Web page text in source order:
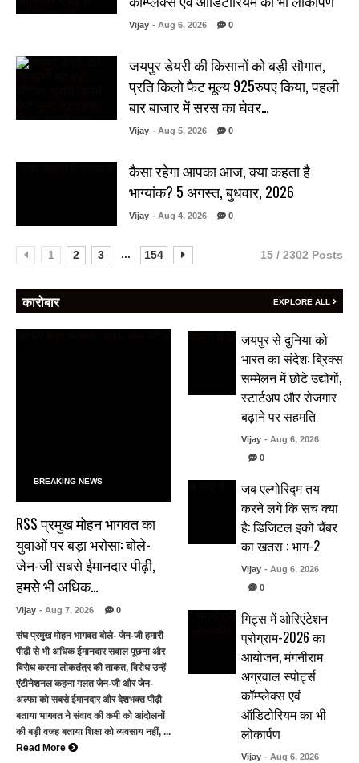
Vijay - Aug 6, 2026 0
जयपुर डेयरी की किसानों को बड़ी सौगात,
प्रति किलो फैट मूल्य 925रुपए किया, पहली
बार बाजार में सरस का घेवर…
Vijay - Aug 5, 2026 0
कैसा रहेगा आपका आज, क्या कहता है
भाग्यांक? 5 अगस्त, बुधवार, 2026
Vijay - Aug 4, 2026 0
1 2 3 ... 154 15 / 2302 Posts
कारोबार EXPLORE ALL
BREAKING NEWS
RSS प्रमुख मोहन भागवत का
युवाओं पर बड़ा भरोसा: बोले-
जेन-जी सबसे ईमानदार पीढ़ी,
हमसे भी अधिक…
Vijay - Aug 7, 2026 0
संघ प्रमुख मोहन भागवत बोले- जेन-जी हमारी
पीढ़ी से भी अधिक ईमानदार सवाल पूछना और
विरोध करना लोकतंत्र की ताकत, विरोध उन्हें
एंटीनेशनल कहना गलत जेन-जी और जेन-
अल्फा को सबसे ईमानदार और देशभक्त पीढ़ी
बताया भागवत ने संवाद की कमी को आंदोलनों
की बड़ी वजह बताया शिक्षा को व्यवसाय नहीं, ...
Read More
जयपुर से दुनिया को
भारत का संदेश: ब्रिक्स
सम्मेलन में छोटे उद्योगों,
स्टार्टअप और रोजगार
बढ़ाने पर सहमति
Vijay - Aug 6, 2026
0
जब एल्गोरिद्म तय
करने लगे कि सच क्या
है: डिजिटल इको चैंबर
का खतरा : भाग-2
Vijay - Aug 6, 2026
0
गिट्स में ओरिएंटेशन
प्रोग्राम-2026 का
आयोजन, मंगनीराम
अग्रवाल स्पोर्ट्स
कॉम्प्लेक्स एवं
ऑडिटोरियम का भी
लोकार्पण
Vijay - Aug 6, 2026